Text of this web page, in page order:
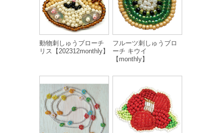
動物刺しゅうブローチ
リス【202312monthly】
フルーツ刺しゅうブロ
ーチ キウイ
【monthly】